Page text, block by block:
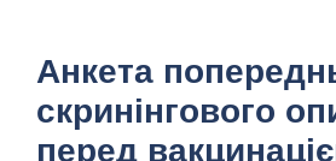
Анкета
скринінгового
перед